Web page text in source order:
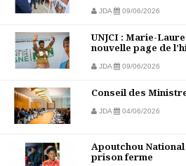
JDA 09/06/2026
UNJCI : Marie-
nouvelle page de
JDA 09/06/2026
Conseil des
JDA 04/06/2026
Apoutchou
prison ferme